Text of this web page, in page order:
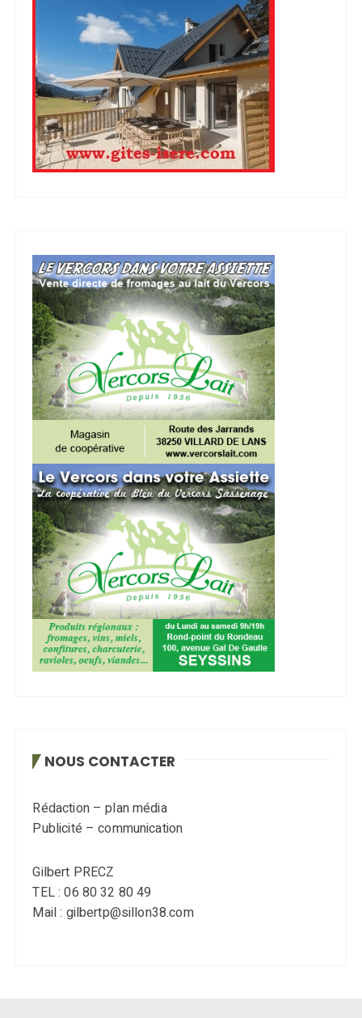
NOUS CONTACTER
Rédaction – plan média
Publicité – communication
Gilbert PRECZ
TEL : 06 80 32 80 49
Mail : gilbertp@sillon38.com